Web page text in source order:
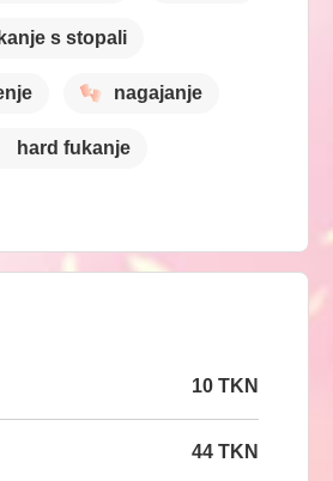
s stopali
nagajanje
hard fukanje
10 TKN
44 TKN